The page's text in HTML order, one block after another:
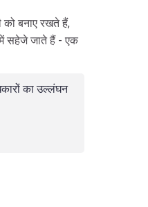
को बनाए रखते हैं,
में सहेजे जाते हैं - एक
का उल्लंघन